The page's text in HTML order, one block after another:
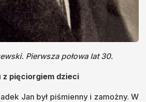
Pierwsza połowa lat 30.
z pięciorgiem dzieci
Jan był piśmienny i zamożny. W